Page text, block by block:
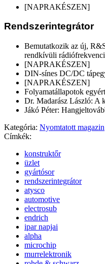
[NAPRAKÉSZEN]
Rendszerintegrátor
Bemutatkozik az új,
rendkívüli
[NAPRAKÉSZEN]
DIN-sínes DC/DC
[NAPRAKÉSZEN]
Folyamatállapotok
Dr. Madarász László: A
Jákó Péter:
Kategória: Nyomtatott magazin
Címkék:
konstruktőr
üzlet
gyártósor
rendszerintegrátor
atysco
automotive
electrosub
endrich
ipar napjai
alpha
microchip
murrelektronik